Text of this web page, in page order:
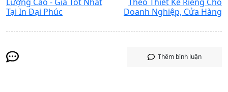
Tại In Đại Phúc
Doanh Nghiệp, Cửa Hàng
Thêm bình luận